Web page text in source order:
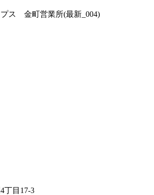
ス 金町営業所(最新_004)
丁目17-3